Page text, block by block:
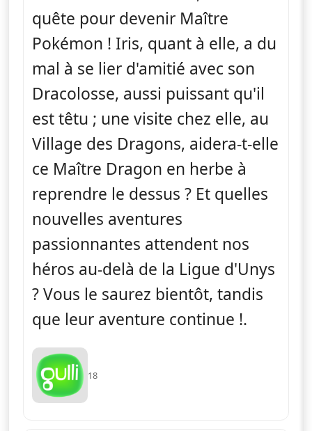
quête pour devenir Maître
Pokémon ! Iris, quant à elle, a du
mal à se lier d'amitié avec son
Dracolosse, aussi puissant qu'il
est têtu ; une visite chez elle, au
Village des Dragons, aidera-t-elle
ce Maître Dragon en herbe à
reprendre le dessus ? Et quelles
nouvelles aventures
passionnantes attendent nos
héros au-delà de la Ligue d'Unys
? Vous le saurez bientôt, tandis
que leur aventure continue !.
18